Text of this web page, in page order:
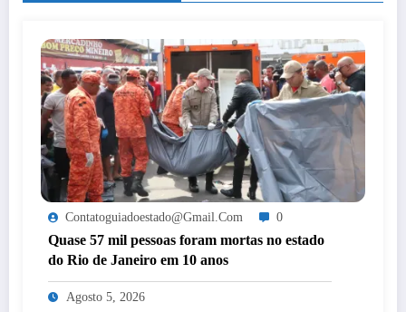
Contatoguiadoestado@gmail.com 0
Quase 57 mil pessoas foram mortas no estado
do Rio de Janeiro em 10 anos
Agosto 5, 2026